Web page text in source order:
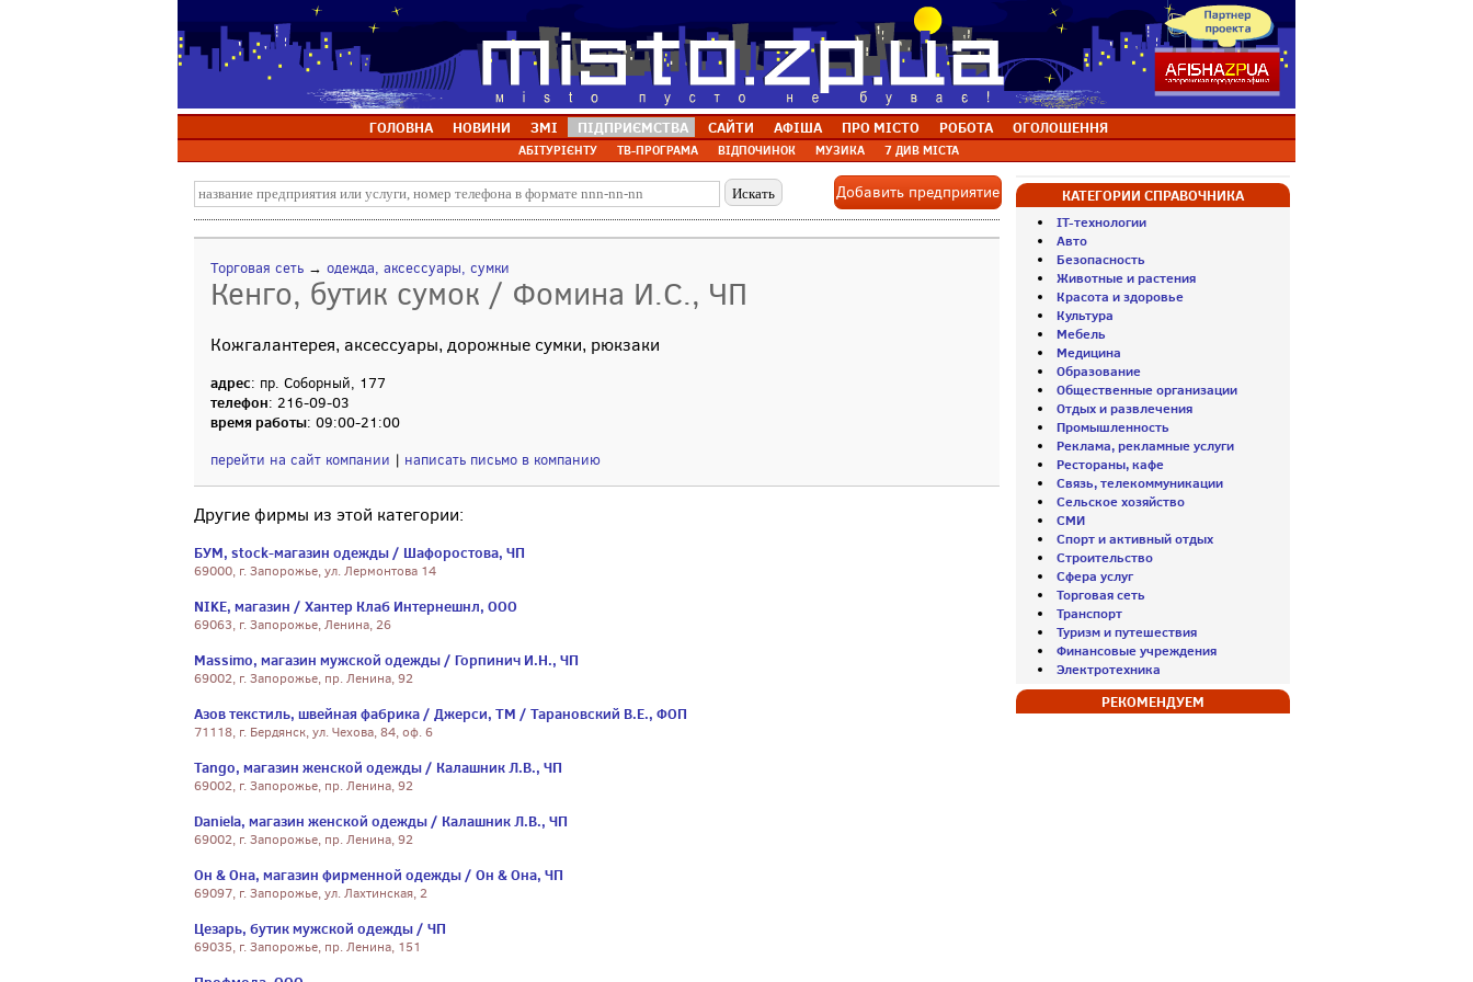
ГОЛОВНА НОВИНИ ЗМІ ПІДПРИЄМСТВА САЙТИ АФІША ПРО МІСТО РОБОТА ОГОЛОШЕННЯ
АБІТУРІЄНТУ ТВ-ПРОГРАМА ВІДПОЧИНОК МУЗИКА 7 ДИВ МІСТА
Добавить предприятие
Торговая сеть → одежда, аксессуары, сумки
Кенго, бутик сумок / Фомина И.С., ЧП
Кожгалантерея, аксессуары, дорожные сумки, рюкзаки
адрес: пр. Соборный, 177
телефон: 216-09-03
время работы: 09:00-21:00
перейти на сайт компании | написать письмо в компанию
Другие фирмы из этой категории:
БУМ, stock-магазин одежды / Шафоростова, ЧП
69000, г. Запорожье, ул. Лермонтова 14
NIKE, магазин / Хантер Клаб Интернешнл, ООО
69063, г. Запорожье, Ленина, 26
Massimo, магазин мужской одежды / Горпинич И.Н., ЧП
69002, г. Запорожье, пр. Ленина, 92
Азов текстиль, швейная фабрика / Джерси, ТМ / Тарановский В.Е., ФОП
71118, г. Бердянск, ул. Чехова, 84, оф. 6
Tango, магазин женской одежды / Калашник Л.В., ЧП
69002, г. Запорожье, пр. Ленина, 92
Daniela, магазин женской одежды / Калашник Л.В., ЧП
69002, г. Запорожье, пр. Ленина, 92
Он & Она, магазин фирменной одежды / Он & Она, ЧП
69097, г. Запорожье, ул. Лахтинская, 2
Цезарь, бутик мужской одежды / ЧП
69035, г. Запорожье, пр. Ленина, 151
КАТЕГОРИИ СПРАВОЧНИКА
IT-технологии
Авто
Безопасность
Животные и растения
Красота и здоровье
Культура
Мебель
Медицина
Образование
Общественные организации
Отдых и развлечения
Промышленность
Реклама, рекламные услуги
Рестораны, кафе
Связь, телекоммуникации
Сельское хозяйство
СМИ
Спорт и активный отдых
Строительство
Сфера услуг
Торговая сеть
Транспорт
Туризм и путешествия
Финансовые учреждения
Электротехника
РЕКОМЕНДУЕМ